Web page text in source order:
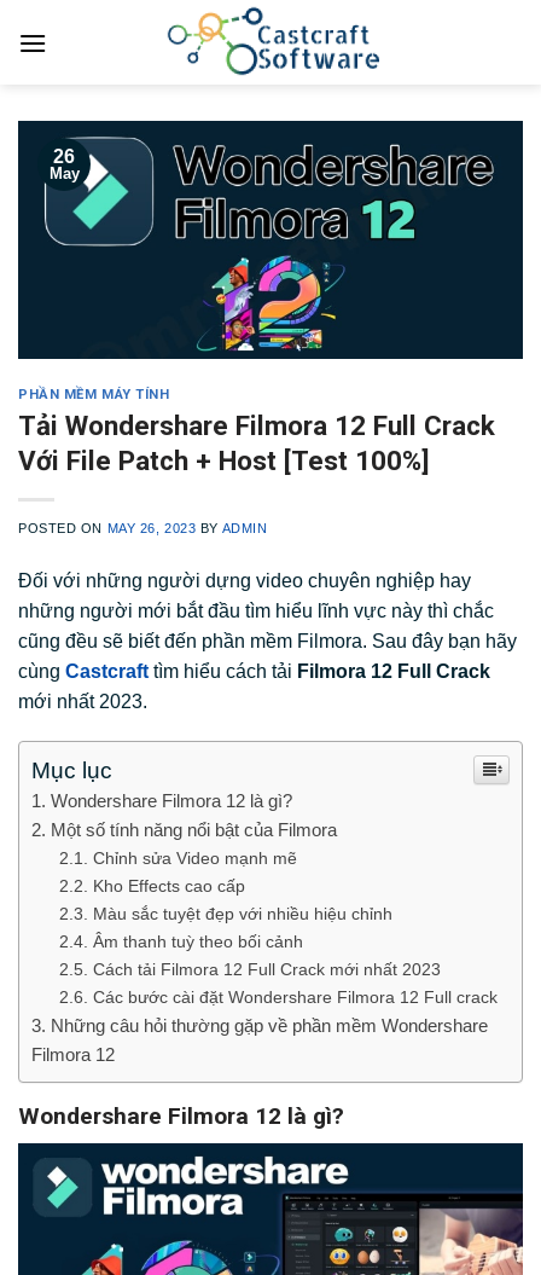
26
May
PHẦN MỀM MÁY TÍNH
Tải Wondershare Filmora 12 Full Crack
Với File Patch + Host [Test 100%]
POSTED ON MAY 26, 2023 BY ADMIN
Đối với những người dựng video chuyên nghiệp hay
những người mới bắt đầu tìm hiểu lĩnh vực này thì chắc
cũng đều sẽ biết đến phần mềm Filmora. Sau đây bạn hãy
cùng Castcraft tìm hiểu cách tải Filmora 12 Full Crack
mới nhất 2023.
Mục lục
Wondershare Filmora 12 là gì?
Một số tính năng nổi bật của Filmora
Chỉnh sửa Video mạnh mẽ
Kho Effects cao cấp
Màu sắc tuyệt đẹp với nhiều hiệu chỉnh
Âm thanh tuỳ theo bối cảnh
Cách tải Filmora 12 Full Crack mới nhất 2023
Các bước cài đặt Wondershare Filmora 12 Full crack
Những câu hỏi thường gặp về phần mềm Wondershare
Filmora 12
Wondershare Filmora 12 là gì?